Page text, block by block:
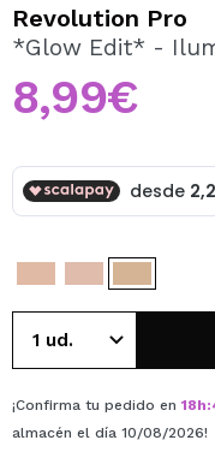
Al crear una cuenta
tus compras
pedidos y consultar
Revolution Pro
*Glow Edit* -
8,99€
¡Confirma tu pedido en 18h:
almacén el día 10/08/2026!